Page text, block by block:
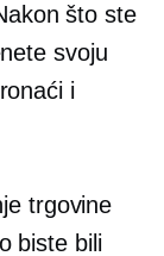
što ste
svoju
i
trgovine
biste bili